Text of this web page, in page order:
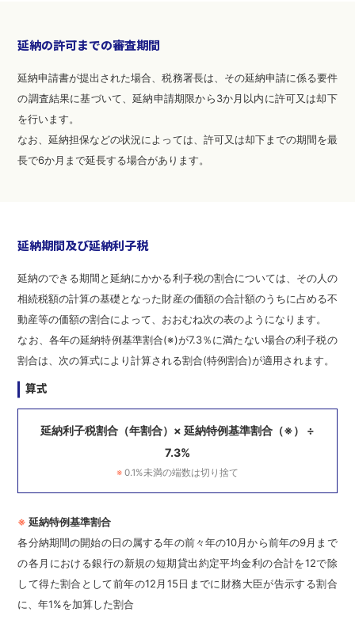
延納の許可までの審査期間
延納申請書が提出された場合、税務署長は、その延納申請に係る要件
の調査結果に基づいて、延納申請期限から3か月以内に許可又は却下
を行います。
なお、延納担保などの状況によっては、許可又は却下までの期間を最
長で6か月まで延長する場合があります。
延納期間及び延納利子税
延納のできる期間と延納にかかる利子税の割合については、その人の
相続税額の計算の基礎となった財産の価額の合計額のうちに占める不
動産等の価額の割合によって、おおむね次の表のようになります。
なお、各年の延納特例基準割合(※)が7.3％に満たない場合の利子税の
割合は、次の算式により計算される割合(特例割合)が適用されます。
算式
延納利子税割合（年割合） × 延納特例基準割合（※）
÷
7.3%
※ 0.1%未満の端数は切り捨て
※ 延納特例基準割合
各分納期間の開始の日の属する年の前々年の10月から前年の9月まで
の各月における銀行の新規の短期貸出約定平均金利の合計を12で除
して得た割合として前年の12月15日までに財務大臣が告示する割合
に、年1%を加算した割合